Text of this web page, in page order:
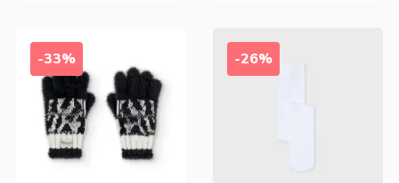
-33% -26%